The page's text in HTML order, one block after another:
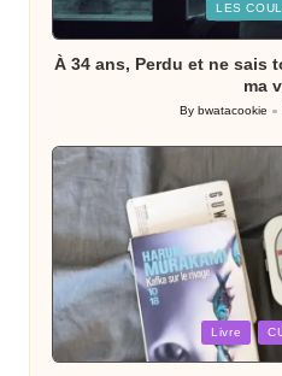
LES
À 34 ans, Perdu et ne sais
ma
Posted
By bwatacookie
Posted
Livre